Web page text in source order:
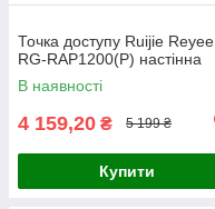
Точка доступу Ruijie Reyee
RG-RAP1200(P) настінна
В наявності
4 159,20 ₴ 5 199 ₴
Купити